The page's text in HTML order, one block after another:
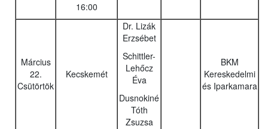
16:00
Március
22.
Csütörtök
Kecskemét
Dr. Lizák
Erzsébet
Schittler-
Lehőcz
Éva
Dusnokiné
Tóth
Zsuzsa
BKM
Kereskedelmi
és Iparkamara